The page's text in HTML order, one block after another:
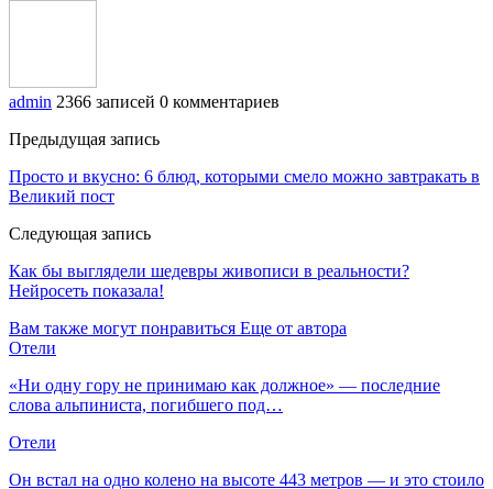
admin 2366 записей 0 комментариев
Предыдущая запись
Просто и вкусно: 6 блюд, которыми смело можно завтракать в
Великий пост
Следующая запись
Как бы выглядели шедевры живописи в реальности?
Нейросеть показала!
Вам также могут понравиться Еще от автора
Отели
«Ни одну гору не принимаю как должное» — последние
слова альпиниста, погибшего под…
Отели
Он встал на одно колено на высоте 443 метров — и это стоило